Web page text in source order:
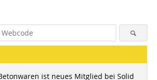
ist neues Mitglied bei Solid